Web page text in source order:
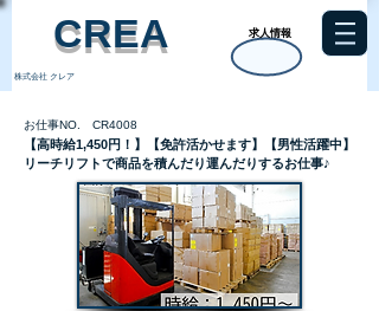
​CREA 求人情報
株式会社 クレア
お仕事NO. CR4008
【高時給1,450円！】【免許活かせます】【男性活躍中】
リーチリフトで商品を積んだり運んだりするお仕事♪